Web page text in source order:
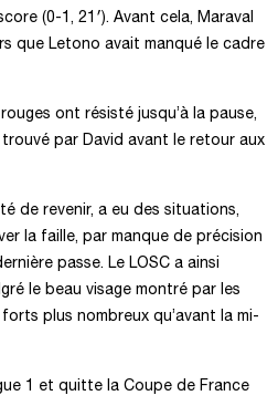
(0-1, 21′). Avant cela, Maraval
que Letono avait manqué le cadre
ont résisté jusqu’à la pause,
par David avant le retour aux
de revenir, a eu des situations,
la faille, par manque de précision
passe. Le LOSC a ainsi
le beau visage montré par les
plus nombreux qu’avant la mi-
1 et quitte la Coupe de France